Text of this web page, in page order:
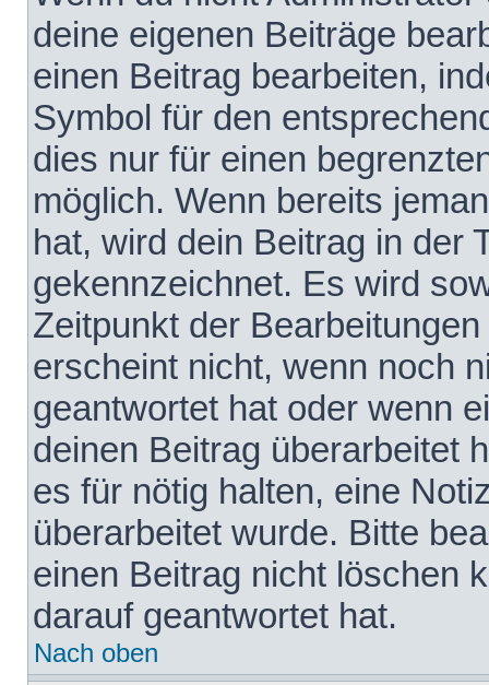
deine eigenen Beiträge
einen Beitrag bearbeiten,
Symbol für den
dies nur für einen
möglich. Wenn bereits
hat, wird dein Beitrag in der
gekennzeichnet. Es wird
Zeitpunkt der
erscheint nicht, wenn noch
geantwortet hat oder wenn
deinen Beitrag überarbeitet
es für nötig halten, eine
überarbeitet wurde. Bitte
einen Beitrag nicht löschen
darauf geantwortet hat.
Nach oben